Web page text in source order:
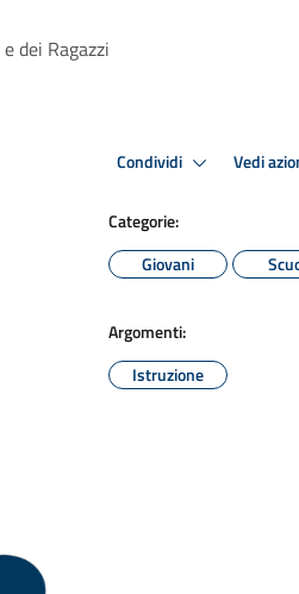
dei Ragazzi
Condividi Vedi
Categorie:
Giovani
Argomenti:
Istruzione